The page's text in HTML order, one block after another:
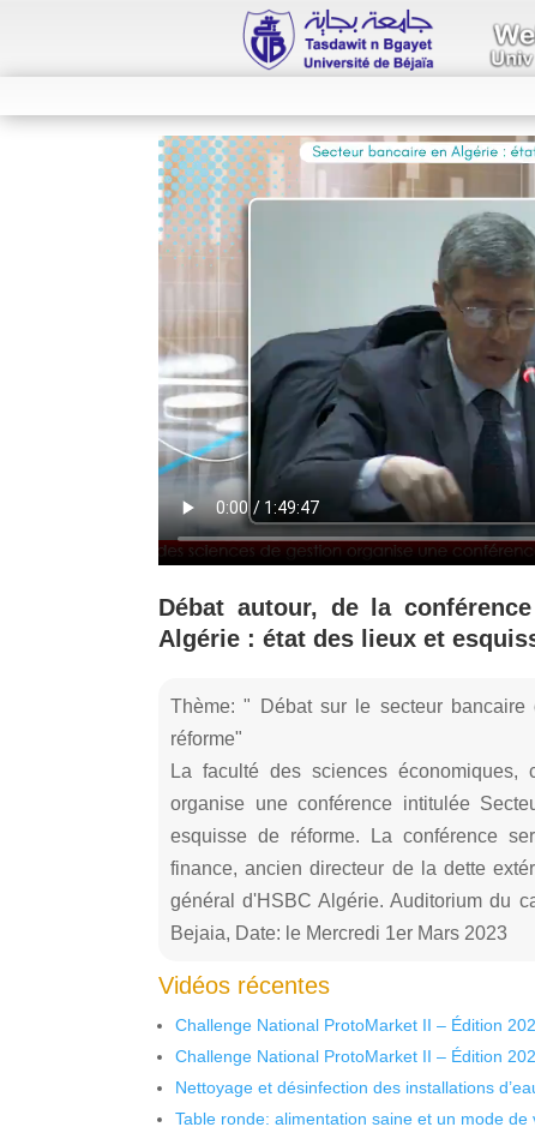
Débat autour, de la
Algérie : état des lieux et
Thème: " Débat sur le secteur
réforme"
La faculté des sciences
organise une conférence intitulée
esquisse de réforme. La conférence
finance, ancien directeur de la dette
général d'HSBC Algérie. Auditorium du
Bejaia, Date: le Mercredi 1er Mars 2023
Vidéos récentes
Challenge National ProtoMarket II – Édition
Challenge National ProtoMarket II – Édition
Nettoyage et désinfection des installations
Table ronde: alimentation saine et un mode de